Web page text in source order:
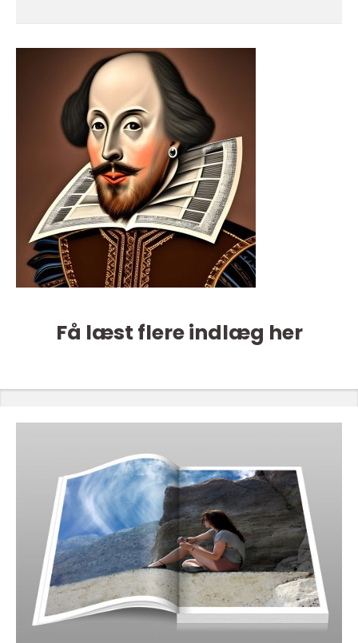
Få læst flere indlæg her